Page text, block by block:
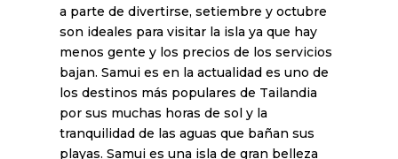
a parte de divertirse, setiembre y octubre
son ideales para visitar la isla ya que hay
menos gente y los precios de los servicios
bajan. Samui es en la actualidad es uno de
los destinos más populares de Tailandia
por sus muchas horas de sol y la
tranquilidad de las aguas que bañan sus
playas. Samui es una isla de gran belleza